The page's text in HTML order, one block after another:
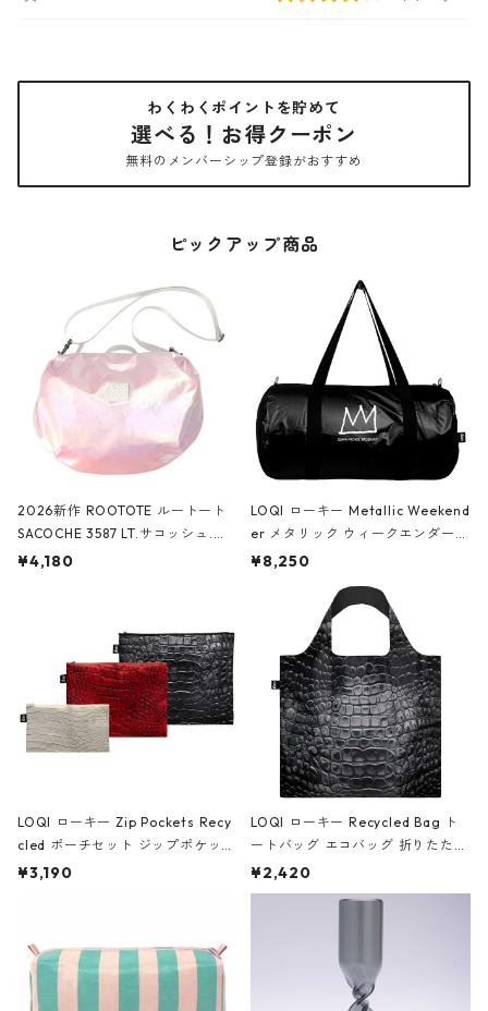
わくわくポイントを貯めて
選べる！お得クーポン
無料のメンバーシップ登録がおすすめ
ピックアップ商品
2026新作 ROOTOTE ルートート
SACOCHE 3587 LT.サコッシュ.ル
ミエ-B ショルダーバッグ グロスピ
¥4,180
LOQI ローキー Metallic Weekend
er メタリック ウィークエンダー
ボストンバッグ ショルダーバッグ
Black ジャン=ミッシェル・バスキ
ア/クラウン ブラック
¥8,250
LOQI ローキー Zip Pockets Recy
cled ポーチセット ジップポケット
ファスナーポーチ 撥水加工 トラベ
ーガンディー、オフホワイト
¥3,190
LOQI ローキー Recycled Bag ト
ートバッグ エコバッグ 折りたたみ
大きめ 撥水加工 収納ポーチ CRO
CODILE/Black クロコダイル/ブラ
¥2,420